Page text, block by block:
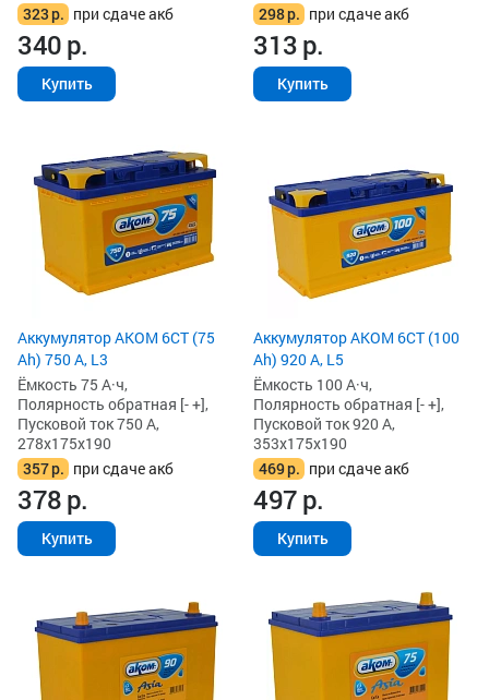
323р. при сдаче акб
340р.
Купить
298р. при сдаче акб
313р.
Купить
Аккумулятор AKOM 6СТ (75
Ah) 750 А, L3
Ёмкость 75 А·ч,
Полярность обратная [- +],
Пусковой ток 750 А,
278x175x190
357р. при сдаче акб
378р.
Купить
Аккумулятор AKOM 6СТ (100
Ah) 920 А, L5
Ёмкость 100 А·ч,
Полярность обратная [- +],
Пусковой ток 920 А,
353x175x190
469р. при сдаче акб
497р.
Купить